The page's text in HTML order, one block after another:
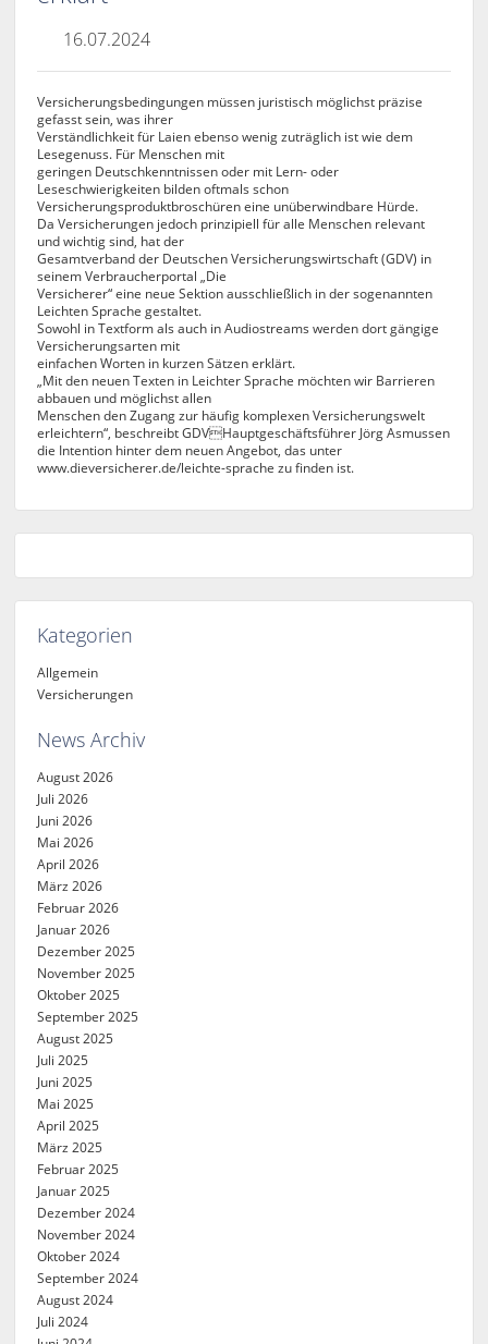
16.07.2024
Versicherungsbedingungen müssen juristisch möglichst präzise
gefasst sein, was ihrer
Verständlichkeit für Laien ebenso wenig zuträglich ist wie dem
Lesegenuss. Für Menschen mit
geringen Deutschkenntnissen oder mit Lern- oder
Leseschwierigkeiten bilden oftmals schon
Versicherungsproduktbroschüren eine unüberwindbare Hürde.
Da Versicherungen jedoch prinzipiell für alle Menschen relevant
und wichtig sind, hat der
Gesamtverband der Deutschen Versicherungswirtschaft (GDV) in
seinem Verbraucherportal „Die
Versicherer“ eine neue Sektion ausschließlich in der sogenannten
Leichten Sprache gestaltet.
Sowohl in Textform als auch in Audiostreams werden dort gängige
Versicherungsarten mit
einfachen Worten in kurzen Sätzen erklärt.
„Mit den neuen Texten in Leichter Sprache möchten wir Barrieren
abbauen und möglichst allen
Menschen den Zugang zur häufig komplexen Versicherungswelt
erleichtern“, beschreibt GDVHauptgeschäftsführer Jörg Asmussen
die Intention hinter dem neuen Angebot, das unter
www.dieversicherer.de/leichte-sprache zu finden ist.
Kategorien
Allgemein
Versicherungen
News Archiv
August 2026
Juli 2026
Juni 2026
Mai 2026
April 2026
März 2026
Februar 2026
Januar 2026
Dezember 2025
November 2025
Oktober 2025
September 2025
August 2025
Juli 2025
Juni 2025
Mai 2025
April 2025
März 2025
Februar 2025
Januar 2025
Dezember 2024
November 2024
Oktober 2024
September 2024
August 2024
Juli 2024